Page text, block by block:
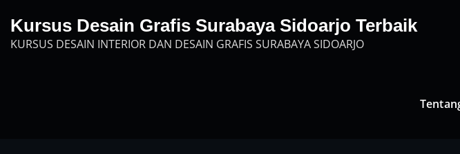
content
Kursus Desain Grafis Surabaya Sidoarjo Terbaik
KURSUS DESAIN INTERIOR DAN DESAIN GRAFIS SURABAYA SIDOARJO